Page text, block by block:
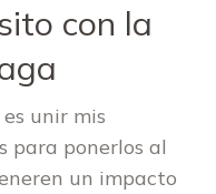
con la
unir mis
para ponerlos al
un impacto